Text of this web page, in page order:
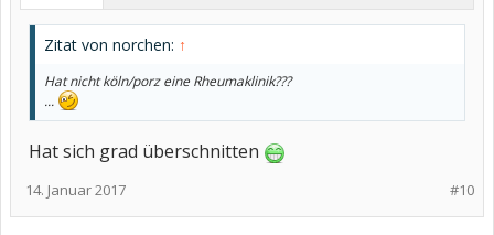
Zitat von norchen: ↑
Hat nicht köln/porz eine Rheumaklinik???
...
Hat sich grad überschnitten
#10
14. Januar 2017